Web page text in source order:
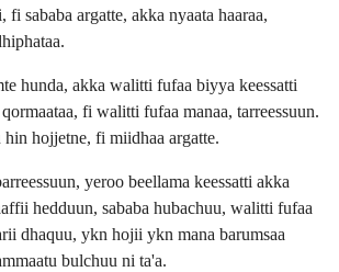
fi sababa argatte, akka nyaata haaraa,
hunda, akka walitti fufaa biyya keessatti
fi walitti fufaa manaa, tarreessuun.
hojjetne, fi miidhaa argatte.
yeroo beellama keessatti akka
hedduun, sababa hubachuu, walitti fufaa
dhaquu, ykn hojii ykn mana barumsaa
bulchuu ni ta'a.